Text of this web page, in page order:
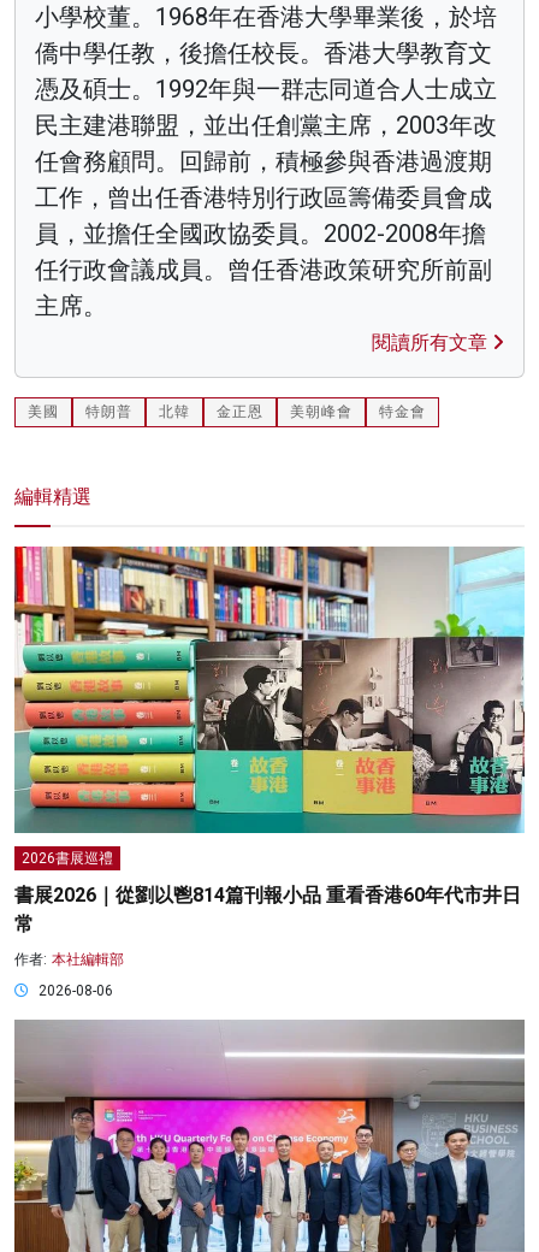
小學校董。1968年在香港大學畢業後，於培
僑中學任教，後擔任校長。香港大學教育文
憑及碩士。1992年與一群志同道合人士成立
民主建港聯盟，並出任創黨主席，2003年改
任會務顧問。回歸前，積極參與香港過渡期
工作，曾出任香港特別行政區籌備委員會成
員，並擔任全國政協委員。2002-2008年擔
任行政會議成員。曾任香港政策研究所前副
主席。
閱讀所有文章
美國 特朗普 北韓 金正恩 美朝峰會 特金會
編輯精選
2026書展巡禮
書展2026｜從劉以鬯814篇刊報小品 重看香港60年代市井日
常
作者: 本社編輯部
2026-08-06